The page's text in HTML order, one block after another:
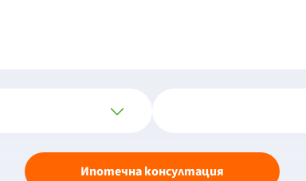
Ипотечна консултация